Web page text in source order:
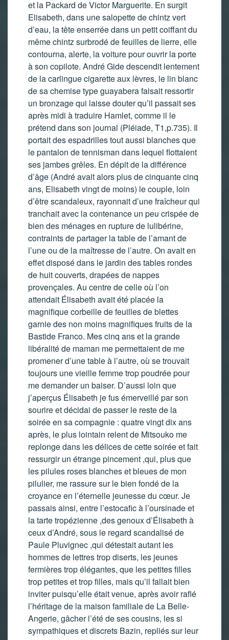
et la Packard de Victor Marguerite. En surgit
Elisabeth, dans une salopette de chintz vert
d’eau, la tête enserrée dans un petit coiffant du
même chintz surbrodé de feuilles de lierre, elle
contourna, alerte, la voiture pour ouvrir la porte
à son copilote. André Gide descendit lentement
de la carlingue cigarette aux lèvres, le lin blanc
de sa chemise type guayabera faisait ressortir
un bronzage qui laisse douter qu’il passait ses
après midi à traduire Hamlet, comme il le
prétend dans son journal (Pléiade, T1,p.735). Il
portait des espadrilles tout aussi blanches que
le pantalon de tennisman dans lequel flottaient
ses jambes grêles. En dépit de la différence
d’âge (André avait alors plus de cinquante cinq
ans, Elisabeth vingt de moins) le couple, loin
d’être scandaleux, rayonnait d’une fraîcheur qui
tranchait avec la contenance un peu crispée de
bien des ménages en rupture de lulibérine,
contraints de partager la table de l’amant de
l’une ou de la maîtresse de l’autre. On avait en
effet disposé dans le jardin des tables rondes
de huit couverts, drapées de nappes
provençales. Au centre de celle où l’on
attendait Élisabeth avait été placée la
magnifique corbeille de feuilles de blettes
garnie des non moins magnifiques fruits de la
Bastide Franco. Mes cinq ans et la grande
libéralité de maman me permettaient de me
promener d’une table à l’autre, où se trouvait
toujours une vieille femme trop poudrée pour
me demander un baiser. D’aussi loin que
j’aperçus Élisabeth je fus émerveillé par son
sourire et décidai de passer le reste de la
soirée en sa compagnie : quatre vingt dix ans
après, le plus lointain relent de Mitsouko me
replonge dans les délices de cette soirée et fait
ressurgir un étrange pincement ,qui, plus que
les pilules roses blanches et bleues de mon
pilulier, me rassure sur le bien fondé de la
croyance en l’éternelle jeunesse du cœur. Je
passais ainsi, entre l’estocafic à l’oursinade et
la tarte tropézienne ,des genoux d’Élisabeth à
ceux d’André, sous le regard scandalisé de
Paule Pluvignec ,qui détestait autant les
hommes de lettres trop diserts, les jeunes
fermières trop élégantes, que les petites filles
trop petites et trop filles, mais qu’il fallait bien
inviter puisqu’elle était venue, après avoir raflé
l’héritage de la maison familiale de La Belle-
Angerie, gâcher l’été de ses cousins, les si
sympathiques et discrets Bazin, repliés sur leur